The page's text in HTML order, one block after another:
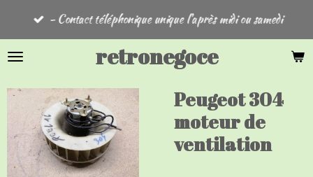
Passer
principal
retronegoce
- Contact téléphonique unique l'après midi ou samedi
Peugeot 304
moteur de
ventilation